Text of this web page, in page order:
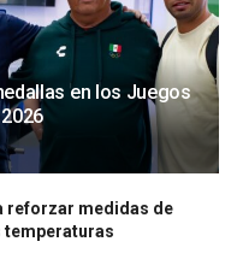
en los Juegos
reforzar medidas de
temperaturas